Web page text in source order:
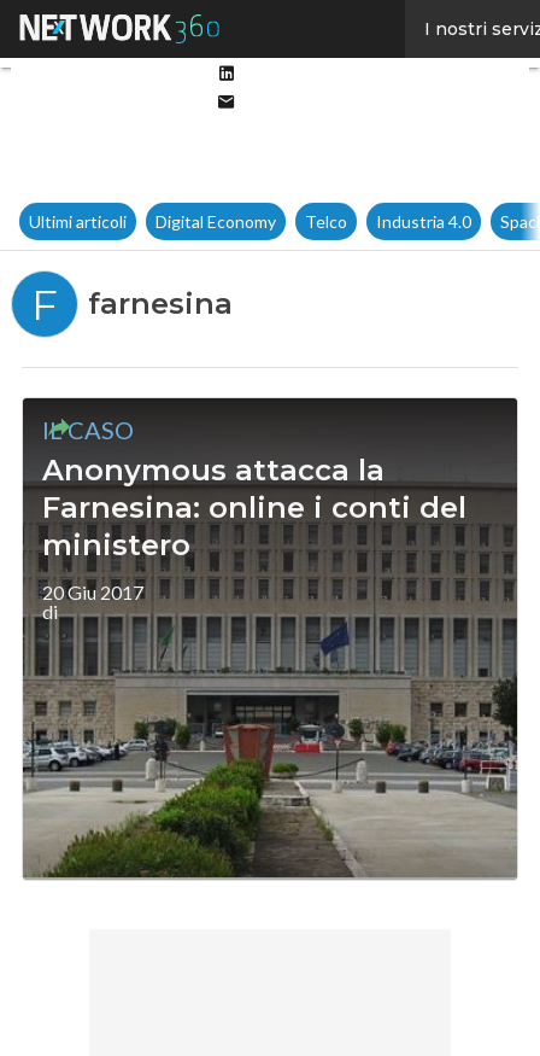
I nostri
Ultimi articoli Digital Economy Telco Industria 4.0
F farnesina
IL CASO
Anonymous attacca la
Farnesina: online i conti del
ministero
20 Giu 2017
di